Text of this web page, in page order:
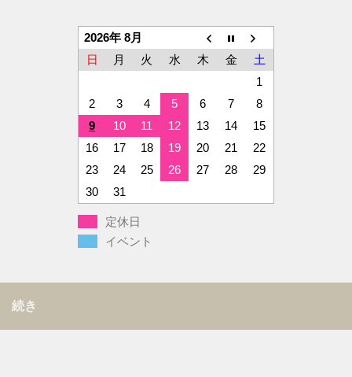
2026年 8月
日
月 火 水 木 金
土
1
2
3 4 5 6 7
8
9
10 11 12 13 14
15
16
17 18 19 20 21
22
23
24 25 26 27 28
29
30
31
定休日
イベント
続き